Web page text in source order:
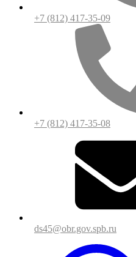
+7 (812) 417-35-09
+7 (812) 417-35-08
ds45@obr.gov.spb.ru